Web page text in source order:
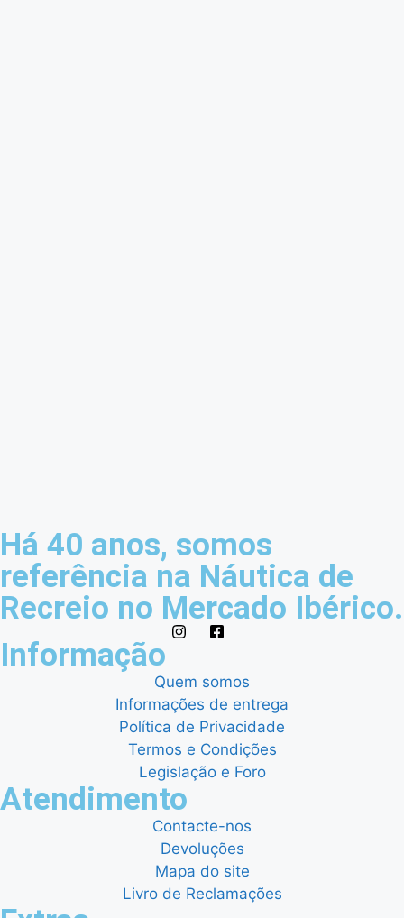
Há 40 anos, somos
referência na Náutica de
Recreio no Mercado Ibérico.
Informação
Quem somos
Informações de entrega
Política de Privacidade
Termos e Condições
Legislação e Foro
Atendimento
Contacte-nos
Devoluções
Mapa do site
Livro de Reclamações